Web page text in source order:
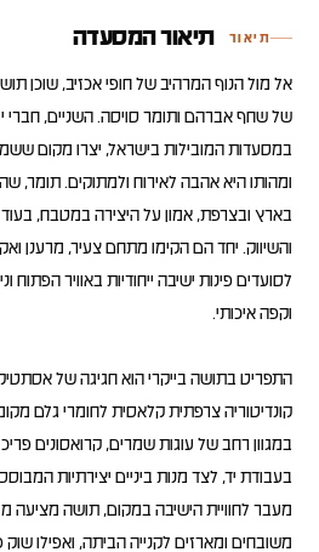
תיאור תיאור המסעדה
אל מול הנוף המרהיב של חופי אכזיב, שוכן
של שחף אברהם ותומר סויסה. השניים, חברי
במסעדות המובילות בישראל, יצרו מקום
ומהותו היא אהבה לאירוח ולמתוקים. תומר,
בארץ ובצרפת, אמון על היצירה במטבח,
והשיווק. יחד הם הקימו מתחם צעיר, מרענן
לסועדים פינות ישיבה ייחודיות באוויר
התפריט בתושה בייקרי הוא חגיגה של
קונדיטוריה צרפתית קלאסית לחומרי גלם
במגוון רחב של עוגות שמרים, קרואסונים
בעבודת יד, לצד מנות ביניים יצירתיות
מעבר לחוויית הישיבה במקום, תושה מציעה
משובחים ומארזים לקנייה הביתה, ואפילו